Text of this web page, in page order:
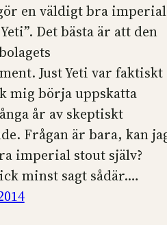
en väldigt bra imperial
Det bästa är att den
Just Yeti var faktiskt
mig börja uppskatta
år av skeptiskt
Frågan är bara, kan
imperial stout själv?
minst sagt sådär.…